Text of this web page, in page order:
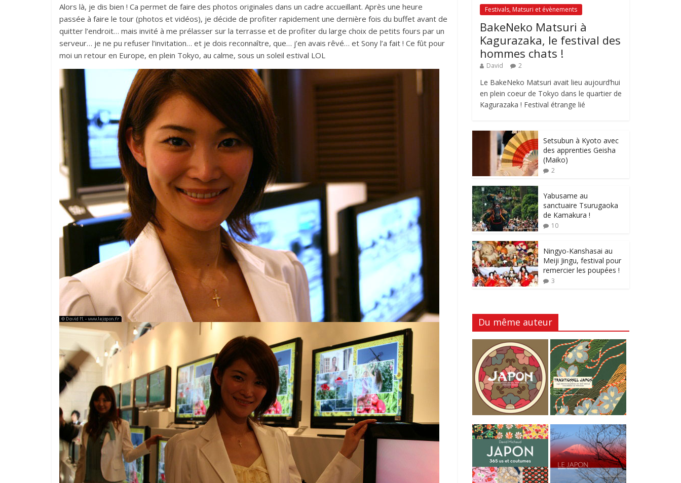
Alors là, je dis bien ! Ca permet de faire des photos originales dans un cadre accueillant. Après une heure
passée à faire le tour (photos et vidéos), je décide de profiter rapidement une dernière fois du buffet avant de
quitter l’endroit… mais invité à me prélasser sur la terrasse et de profiter du large choix de petits fours par un
serveur… je ne pu refuser l’invitation… et je dois reconnaître, que… j’en avais rêvé… et Sony l’a fait ! Ce fût pour
moi un retour en Europe, en plein Tokyo, au calme, sous un soleil estival LOL
Festivals, Matsuri et évènements
BakeNeko Matsuri à
Kagurazaka, le festival des
hommes chats !
David 2
Le BakeNeko Matsuri avait lieu aujourd’hui
en plein coeur de Tokyo dans le quartier de
Kagurazaka ! Festival étrange lié
Setsubun à Kyoto avec
des apprenties Geisha
(Maiko)
2
Yabusame au
sanctuaire Tsurugaoka
de Kamakura !
10
Ningyo-Kanshasai au
Meiji Jingu, festival pour
remercier les poupées !
3
Du même auteur